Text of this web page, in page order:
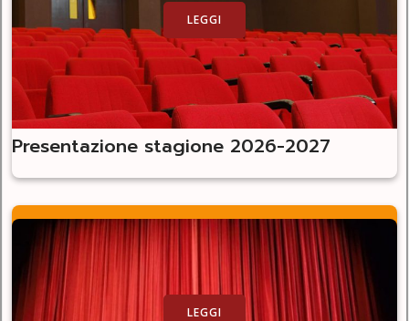
LEGGI
Presentazione stagione 2026-2027
LEGGI